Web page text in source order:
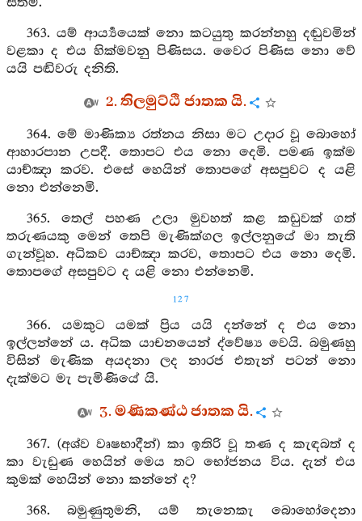
363. යම් ආර්‍ය්‍යයෙක් නො කටයුතු කරන්නහු දඬුවමින්
වළකා ද එය හික්මවනු පිණිසය. වෛර පිණිස නො වේ
යයි පඬිවරු දනිති.
2. තිලමුට්ඨි ජාතක යි.
364. මේ මාණික්‍ය රත්නය නිසා මට උදාර වූ බොහෝ
ආහාරපාන උපදී. තොපට එය නො දෙමි. පමණ ඉක්ම
යාච්ඤා කරව. එසේ හෙයින් තොපගේ අසපුවට ද යළි
නො එන්නෙමි.
365. තෙල් පහණ උලා මුවහත් කළ කඩුවක් ගත්
තරුණයකු මෙන් තෙපි මැණික්ගල ඉල්ලනුයේ මා තැති
ගැන්වූහ. අධිකව යාච්ඤා කරව, තොපට එය නො දෙමි.
තොපගේ අසපුවට ද යළි නො එන්නෙමි.
127
366. යමකුට යමක් ප්‍රිය යයි දන්නේ ද එය නො
ඉල්ලන්නේ ය. අධික යාචනයෙන් ද්වේෂ්‍ය වෙයි. බමුණහු
විසින් මැණික අයදනා ලද නාරජ එතැන් පටන් නො
දැක්මට මැ පැමිණියේ යි.
3. මණිකණ්ඨ ජාතක යි.
367. (අශ්ව වෘෂභාදීන්) කා ඉතිරි වූ තණ ද කැඳබත් ද
කා වැඩුණ හෙයින් මෙය තට භෝජනය විය. දැන් එය
කුමක් හෙයින් නො කන්නේ ද?
368. බමුණුතුමනි, යම් තැනෙකැ බොහෝදෙනා